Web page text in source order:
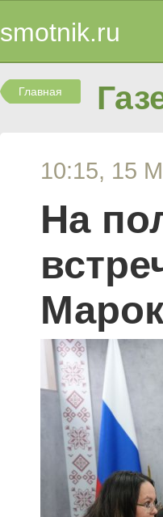
smotnik.ru
Главная
10:15, 15
На